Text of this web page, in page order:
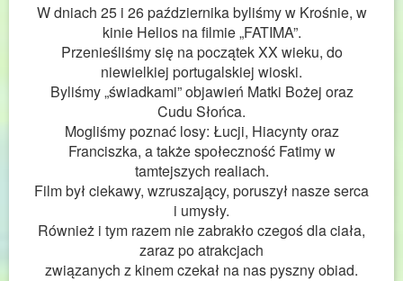
W dniach 25 i 26 października byliśmy w Krośnie, w
kinie Helios na filmie „FATIMA”.
Przenieśliśmy się na początek XX wieku, do
niewielkiej portugalskiej wioski.
Byliśmy „świadkami” objawień Matki Bożej oraz
Cudu Słońca.
Mogliśmy poznać losy: Łucji, Hiacynty oraz
Franciszka, a także społeczność Fatimy w
tamtejszych realiach.
Film był ciekawy, wzruszający, poruszył nasze serca
i umysły.
Również i tym razem nie zabrakło czegoś dla ciała,
zaraz po atrakcjach
związanych z kinem czekał na nas pyszny obiad.